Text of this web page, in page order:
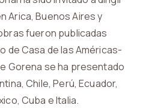
Arica, Buenos Aires y
fueron publicadas
de Casa de las Américas-
Gorena se ha presentado
Chile, Perú, Ecuador,
Cuba e Italia.